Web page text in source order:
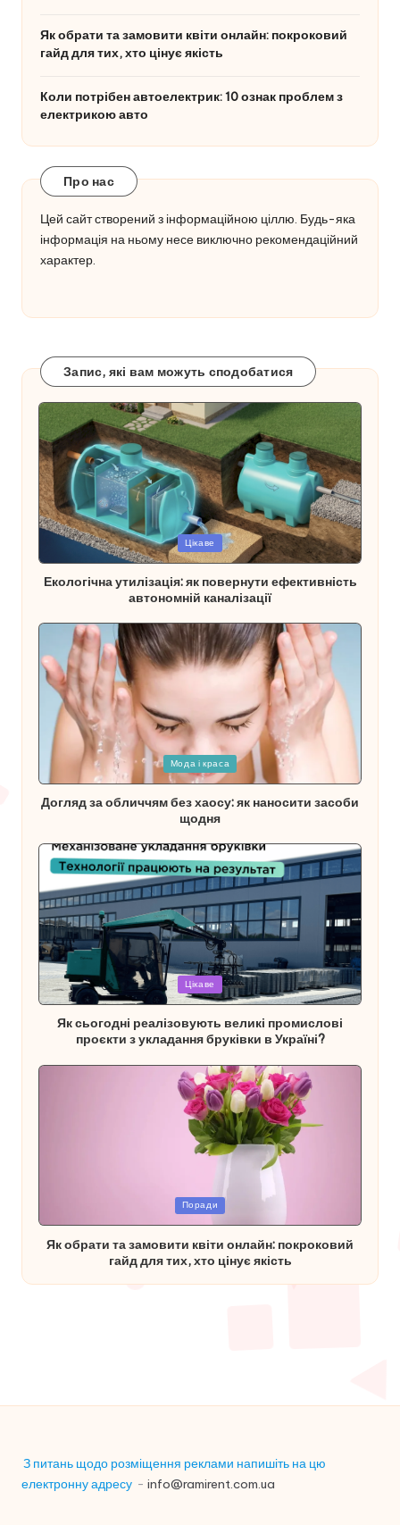
Як обрати та замовити квіти онлайн: покроковий
гайд для тих, хто цінує якість
Коли потрібен автоелектрик: 10 ознак проблем з
електрикою авто
Про нас
Цей сайт створений з інформаційною ціллю. Будь-яка
інформація на ньому несе виключно рекомендаційний
характер.
Запис, які вам можуть сподобатися
Опубліковано
у
Цікаве
Екологічна утилізація: як повернути ефективність
автономній каналізації
Опубліковано
у
Мода і краса
Догляд за обличчям без хаосу: як наносити засоби
щодня
Опубліковано
у
Цікаве
Як сьогодні реалізовують великі промислові
проєкти з укладання бруківки в Україні?
у
Поради
Як обрати та замовити квіти онлайн: покроковий
гайд для тих, хто цінує якість
З питань щодо розміщення реклами напишіть на цю
електронну адресу -info@ramirent.com.ua